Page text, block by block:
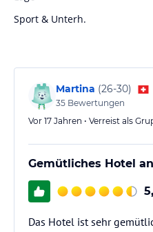
Sport & Unterh.
Martina (26-30)
35 Bewertungen
Vor 17 Jahren • Verreist als
Gemütliches Hotel
Das Hotel ist sehr